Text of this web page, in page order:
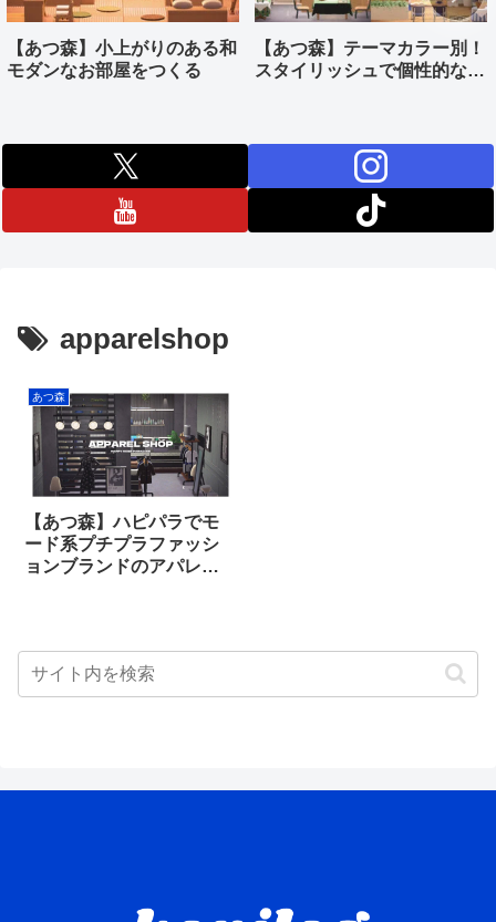
【あつ森】小上がりのある和
モダンなお部屋をつくる
【あつ森】テーマカラー別！
スタイリッシュで個性的なキ
apparelshop
あつ森
【あつ森】ハピパラでモ
ード系プチプラファッシ
ョンブランドのアパレル